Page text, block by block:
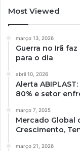
Most Viewed
março 13, 2026
Guerra no Irã
para o dia
abril 10, 2026
Alerta
80% e setor
março 7, 2025
Mercado Global
Crescimento,
março 21, 2026